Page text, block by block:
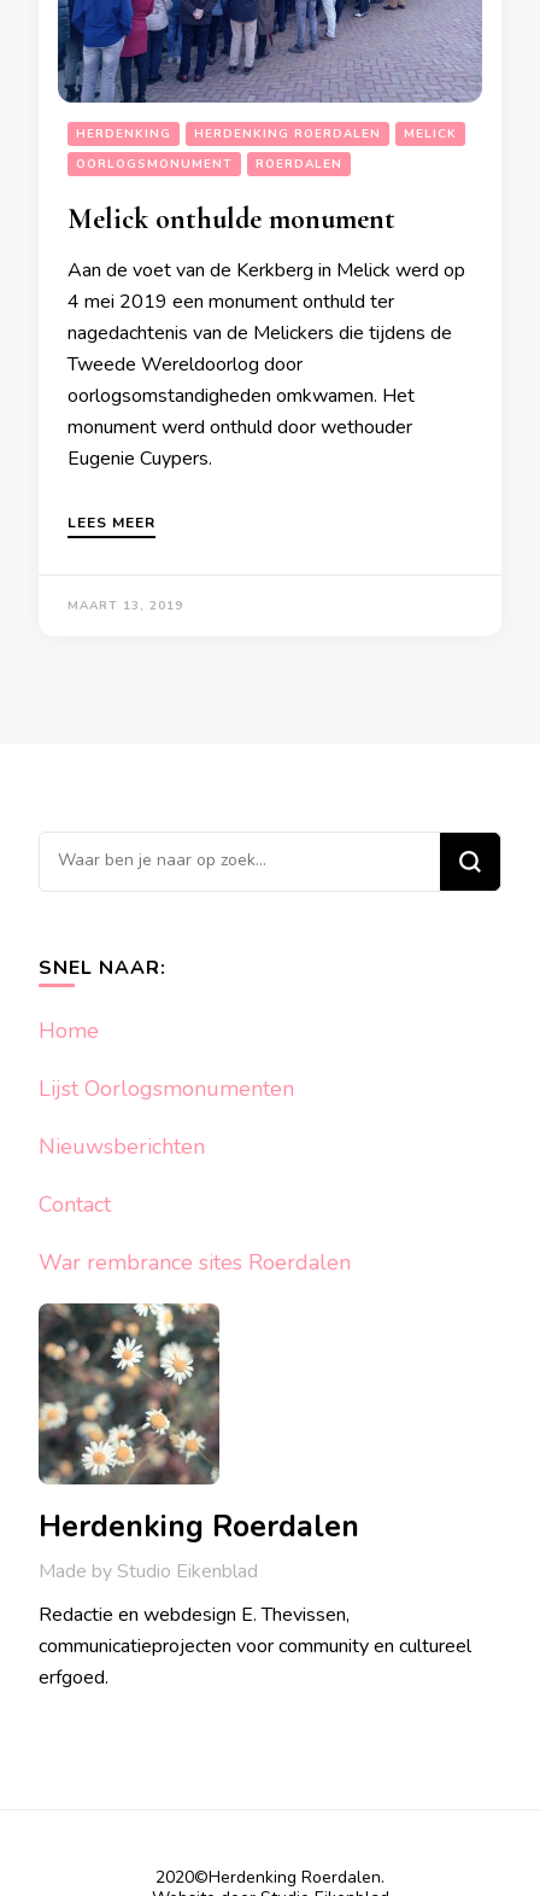
HERDENKING HERDENKING ROERDALEN
MELICK
OORLOGSMONUMENT
ROERDALEN
Melick onthulde monument
Aan de voet van de Kerkberg in Melick werd op
4 mei 2019 een monument onthuld ter
nagedachtenis van de Melickers die tijdens de
Tweede Wereldoorlog door
oorlogsomstandigheden omkwamen. Het
monument werd onthuld door wethouder
Eugenie Cuypers.
LEES MEER
MAART 13, 2019
Op
zoek
SNEL NAAR:
Home
Lijst Oorlogsmonumenten
Nieuwsberichten
Contact
War rembrance sites Roerdalen
Herdenking Roerdalen
Made by Studio Eikenblad
Redactie en webdesign E. Thevissen,
communicatieprojecten voor community en cultureel
erfgoed.
2020©Herdenking Roerdalen.